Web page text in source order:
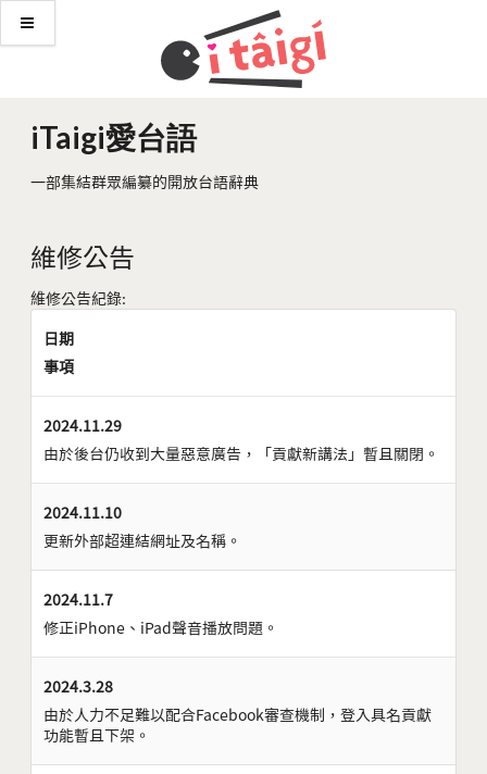
iTaigi愛台語
一部集結群眾編纂的開放台語辭典
維修公告
維修公告紀錄:
日期
事項
2024.11.29
由於後台仍收到大量惡意廣告，「貢獻新講法」暫且關閉。
2024.11.10
更新外部超連結網址及名稱。
2024.11.7
修正iPhone、iPad聲音播放問題。
2024.3.28
由於人力不足難以配合Facebook審查機制，登入具名貢獻
功能暫且下架。